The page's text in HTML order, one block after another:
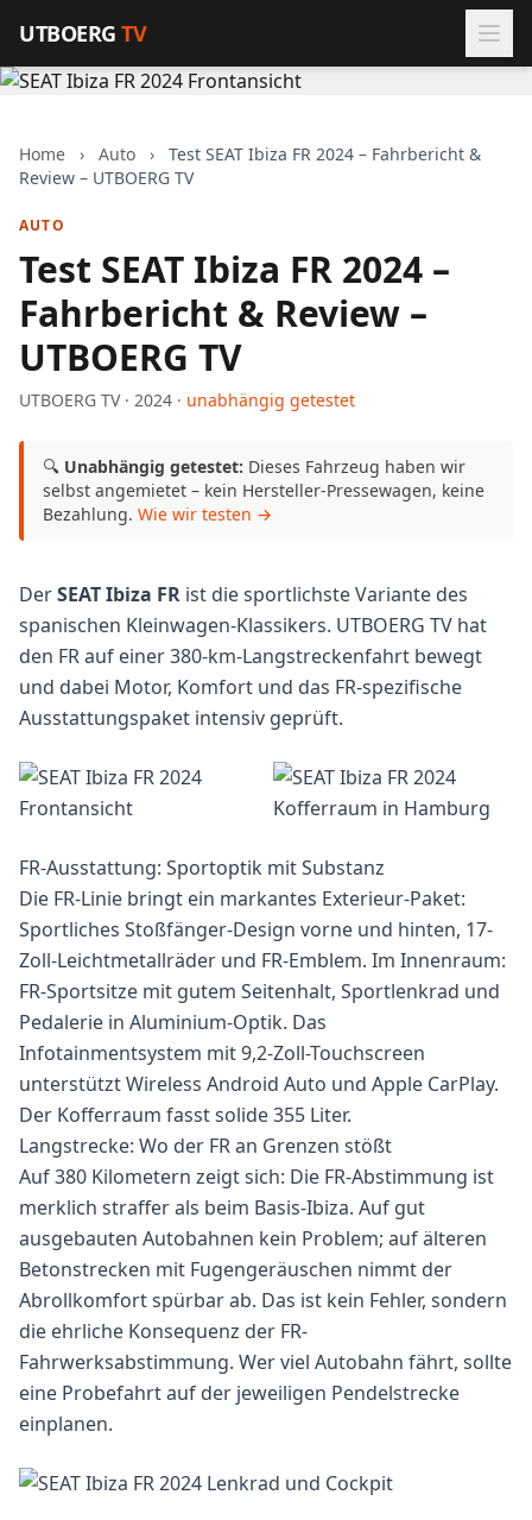
UTBOERGTV
Home › Auto ›
Test SEAT Ibiza FR 2024 – Fahrbericht &
Review – UTBOERG TV
AUTO
Test SEAT Ibiza FR 2024 –
Fahrbericht & Review –
UTBOERG TV
UTBOERG TV · 2024 · unabhängig getestet
🔍 Unabhängig getestet: Dieses Fahrzeug haben wir
selbst angemietet – kein Hersteller-Pressewagen, keine
Bezahlung. Wie wir testen →
DerSEAT Ibiza FR ist die sportlichste Variante des
spanischen Kleinwagen-Klassikers. UTBOERG TV hat
den FR auf einer 380-km-Langstreckenfahrt bewegt
und dabei Motor, Komfort und das FR-spezifische
Ausstattungspaket intensiv geprüft.
FR-Ausstattung: Sportoptik mit Substanz
Die FR-Linie bringt ein markantes Exterieur-Paket:
Sportliches Stoßfänger-Design vorne und hinten, 17-
Zoll-Leichtmetallräder und FR-Emblem. Im Innenraum:
FR-Sportsitze mit gutem Seitenhalt, Sportlenkrad und
Pedalerie in Aluminium-Optik. Das
Infotainmentsystem mit 9,2-Zoll-Touchscreen
unterstützt Wireless Android Auto und Apple CarPlay.
Der Kofferraum fasst solide 355 Liter.
Langstrecke: Wo der FR an Grenzen stößt
Auf 380 Kilometern zeigt sich: Die FR-Abstimmung ist
merklich straffer als beim Basis-Ibiza. Auf gut
ausgebauten Autobahnen kein Problem; auf älteren
Betonstrecken mit Fugengeräuschen nimmt der
Abrollkomfort spürbar ab. Das ist kein Fehler, sondern
die ehrliche Konsequenz der FR-
Fahrwerksabstimmung. Wer viel Autobahn fährt, sollte
eine Probefahrt auf der jeweiligen Pendelstrecke
einplanen.